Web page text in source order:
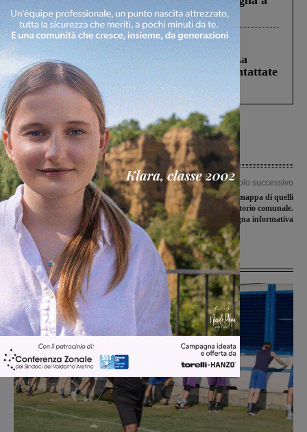
Levane nel 2020
Cronaca 5 Agosto 2026
Continuano le ricerche di Miah Billal. La
Prefettura: “In caso di avvistamento contattate
il 112”
Articolo precedente
Sostegno alle attività locali, Tozzi: “Il
comune si attivi per accedere al fondo
previsto dal Decreto crescita”
Articolo successivo
Defibrillatori: ecco la mappa di quelli
presenti sul territorio comunale.
Lanciata una campagna informativa
Ultime Notizie